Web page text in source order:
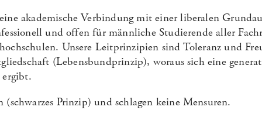
akademische Verbindung mit einer liberalen
und offen für männliche Studierende aller
Unsere Leitprinzipien sind Toleranz und
(Lebensbundprinzip), woraus sich eine
Prinzip) und schlagen keine Mensuren.